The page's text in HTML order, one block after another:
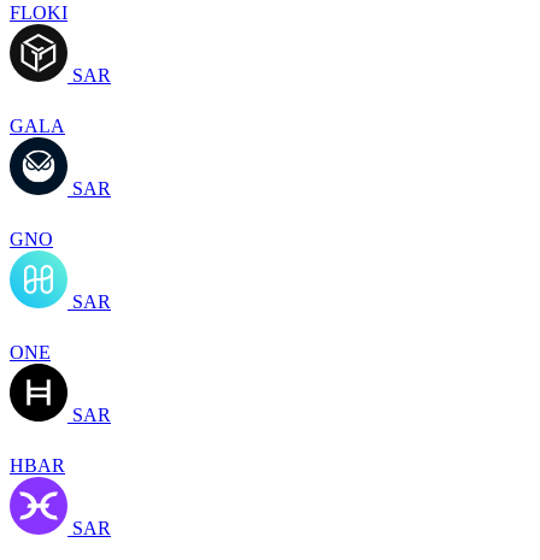
FLOKI
SAR
GALA
SAR
GNO
SAR
ONE
SAR
HBAR
SAR